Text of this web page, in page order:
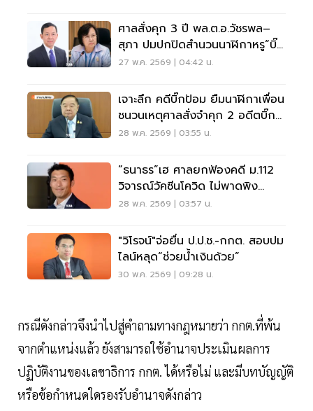
ศาลสั่งคุก 3 ปี พล.ต.อ.วัชรพล–
สุภา ปมปกปิดสำนวนนาฬิกาหรู“บิ๊ก
ป้อม”
27 พ.ค. 2569 | 04:42 น.
เจาะลึก คดีบิ๊กป้อม ยืมนาฬิกาเพื่อน
ชนวนเหตุศาลสั่งจำคุก 2 อดีตบิ๊ก
ป.ป.ช.
28 พ.ค. 2569 | 03:55 น.
“ธนาธร”เฮ ศาลยกฟ้องคดี ม.112
วิจารณ์วัคซีนโควิด ไม่พาดพิง
สถาบัน
28 พ.ค. 2569 | 03:57 น.
"วิโรจน์"จ่อยื่น ป.ป.ช.-กกต. สอบปม
ไลน์หลุด“ช่วยน้ำเงินด้วย”
30 พ.ค. 2569 | 09:28 น.
กรณีดังกล่าวจึงนำไปสู่คำถามทางกฎหมายว่า กกต.ที่พ้น
จากตำแหน่งแล้ว ยังสามารถใช้อำนาจประเมินผลการ
ปฏิบัติงานของเลขาธิการ กกต. ได้หรือไม่ และมีบทบัญญัติ
หรือข้อกำหนดใดรองรับอำนาจดังกล่าว